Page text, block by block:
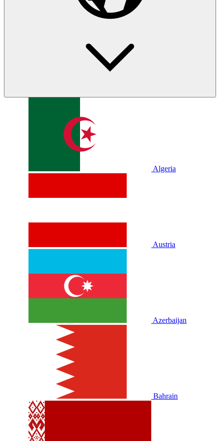
Algeria
Austria
Azerbaijan
Bahrain